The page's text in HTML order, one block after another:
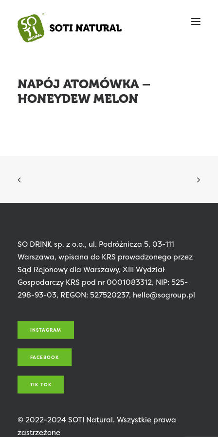
Produkty
Sklep
NAPÓJ ATOMÓWKA –
HONEYDEW MELON
SO DRINK sp. z o.o., ul. Podróżnicza 5, 03-111
Warszawa, wpisana do KRS prowadzonego przez
Sąd Rejonowy dla Warszawy, XIII Wydział
Gospodarczy KRS pod nr 0001083312, NIP: 525-
298-93-03, REGON: 527520237, hello@sogroup.pl
INSTAGRAM
FACEBOOK
TIK TOK
© 2022-2024 SOTI Natural. Wszystkie prawa
zastrzeżone